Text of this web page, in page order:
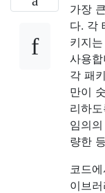
가장
다. 각
키지
사용
각 패
만이
리하
임의
량한
코드
이브